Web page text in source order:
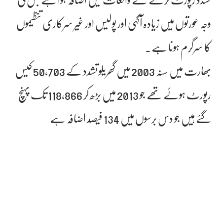
وجہ عورتوں میں زیادہ آگہی اور پولیس اور غیر سرکاری تنظیموں
کا سرگرم ہونا ہے۔
بھارت میں سنہ 2003 میں گھریلو تشدد کے 50,703 کیس
رپورٹ ہوئے تھے جو 2013 میں بڑھ کر 118,866 تک پہنچ
گئے ہیں جو دس برسوں میں 134 فیصد اضافہ ہے